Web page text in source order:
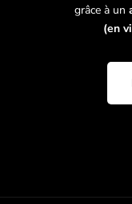
grâce à un
(en